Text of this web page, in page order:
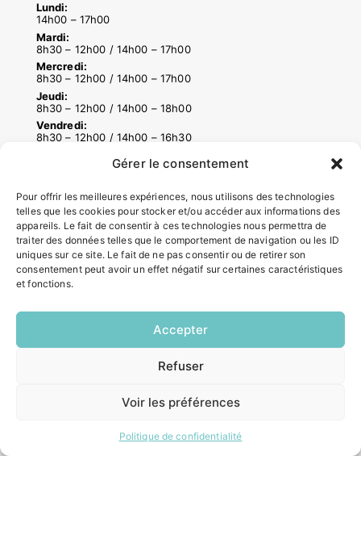
Gérer le consentement
Pour offrir les meilleures expériences, nous utilisons des technologies
telles que les cookies pour stocker et/ou accéder aux informations des
appareils. Le fait de consentir à ces technologies nous permettra de
traiter des données telles que le comportement de navigation ou les ID
uniques sur ce site. Le fait de ne pas consentir ou de retirer son
consentement peut avoir un effet négatif sur certaines caractéristiques
et fonctions.
Accepter
Refuser
Voir les préférences
Politique de confidentialité
Lundi:
14h00 – 17h00
Mardi:
8h30 – 12h00 / 14h00 – 17h00
Mercredi:
8h30 – 12h00 / 14h00 – 17h00
Jeudi:
8h30 – 12h00 / 14h00 – 18h00
Vendredi:
8h30 – 12h00 / 14h00 – 16h30
ACCÉS RAPIDES
Contacter la mairie
Pôle santé
Le Saucatais
Formalités administratives
Restauration scolaire
INFORMATIONS LÉGALES
Politique de confidentialité